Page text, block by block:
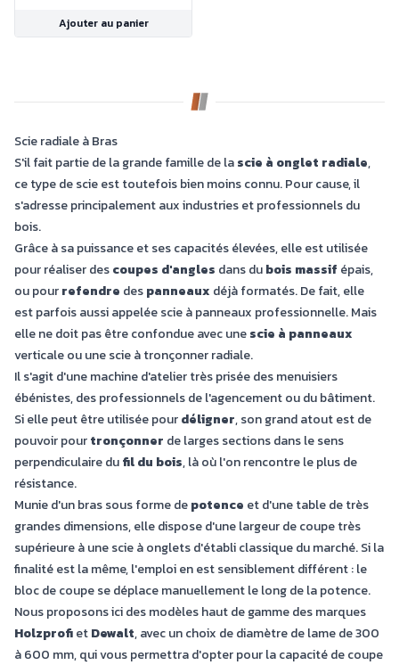
1.5Kw/2CV
Ajouter au panier
Scie radiale à Bras
S'il fait partie de la grande famille de lascie à onglet radiale,
ce type de scie est toutefois bien moins connu. Pour cause, il
s'adresse principalement aux industries et professionnels du
bois.
Grâce à sa puissance et ses capacités élevées, elle est utilisée
pour réaliser descoupes d'angles dans dubois massif épais,
ou pourrefendre despanneaux déjà formatés. De fait, elle
est parfois aussi appelée scie à panneaux professionnelle. Mais
elle ne doit pas être confondue avec unescie à panneaux
verticale ou une scie à tronçonner radiale.
Il s'agit d'une machine d'atelier très prisée des menuisiers
ébénistes, des professionnels de l'agencement ou du bâtiment.
Si elle peut être utilisée pourdéligner, son grand atout est de
pouvoir pourtronçonner de larges sections dans le sens
perpendiculaire dufil du bois, là où l'on rencontre le plus de
résistance.
Munie d'un bras sous forme depotence et d'une table de très
grandes dimensions, elle dispose d'une largeur de coupe très
supérieure à une scie à onglets d'établi classique du marché. Si la
finalité est la même, l'emploi en est sensiblement différent : le
bloc de coupe se déplace manuellement le long de la potence.
Nous proposons ici des modèles haut de gamme des marques
HolzprofietDewalt, avec un choix de diamètre de lame de 300
à 600 mm, qui vous permettra d'opter pour la capacité de coupe